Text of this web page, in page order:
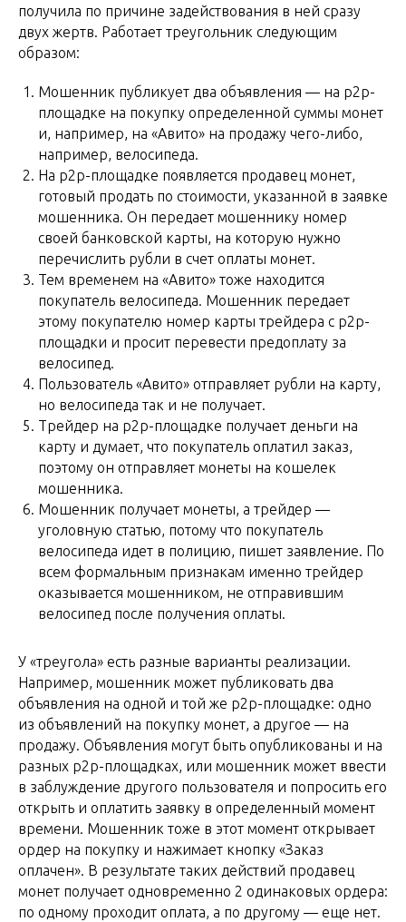
получила по причине задействования в ней сразу
двух жертв. Работает треугольник следующим
образом:
Мошенник публикует два объявления — на p2p-
площадке на покупку определенной суммы монет
и, например, на «Авито» на продажу чего-либо,
например, велосипеда.
На p2p-площадке появляется продавец монет,
готовый продать по стоимости, указанной в заявке
мошенника. Он передает мошеннику номер
своей банковской карты, на которую нужно
перечислить рубли в счет оплаты монет.
Тем временем на «Авито» тоже находится
покупатель велосипеда. Мошенник передает
этому покупателю номер карты трейдера с p2p-
площадки и просит перевести предоплату за
велосипед.
Пользователь «Авито» отправляет рубли на карту,
но велосипеда так и не получает.
Трейдер на p2p-площадке получает деньги на
карту и думает, что покупатель оплатил заказ,
поэтому он отправляет монеты на кошелек
мошенника.
Мошенник получает монеты, а трейдер —
уголовную статью, потому что покупатель
велосипеда идет в полицию, пишет заявление. По
всем формальным признакам именно трейдер
оказывается мошенником, не отправившим
велосипед после получения оплаты.
У «треугола» есть разные варианты реализации.
Например, мошенник может публиковать два
объявления на одной и той же p2p-площадке: одно
из объявлений на покупку монет, а другое — на
продажу. Объявления могут быть опубликованы и на
разных p2p-площадках, или мошенник может ввести
в заблуждение другого пользователя и попросить его
открыть и оплатить заявку в определенный момент
времени. Мошенник тоже в этот момент открывает
ордер на покупку и нажимает кнопку «Заказ
оплачен». В результате таких действий продавец
монет получает одновременно 2 одинаковых ордера:
по одному проходит оплата, а по другому — еще нет.